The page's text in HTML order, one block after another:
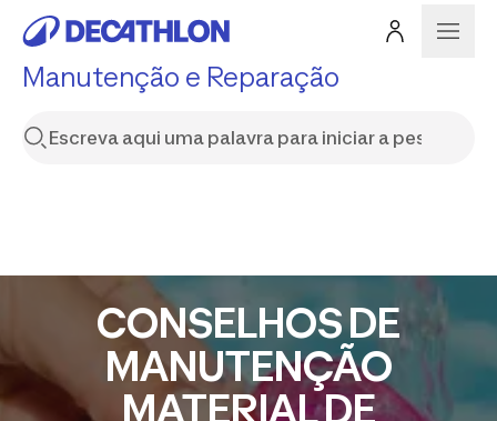
Manutenção e Reparação
CONSELHOS DE
MANUTENÇÃO
MATERIAL DE